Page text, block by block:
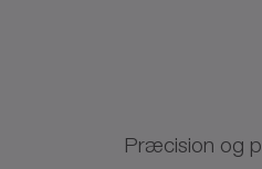
Præcision og